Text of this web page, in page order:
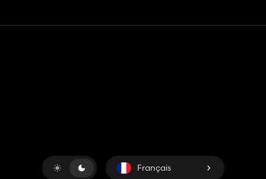
Français